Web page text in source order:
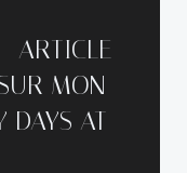
ARTICLE
MON
DAYS AT